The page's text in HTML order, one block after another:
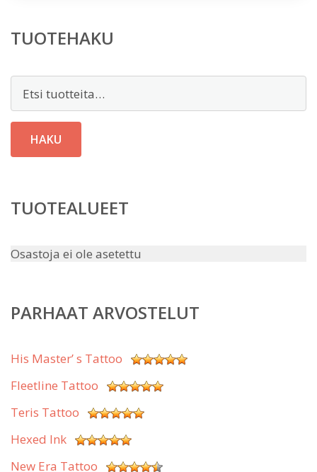
TUOTEHAKU
HAKU
TUOTEALUEET
Osastoja ei ole asetettu
PARHAAT ARVOSTELUT
His Master’ s Tattoo
Fleetline Tattoo
Teris Tattoo
Hexed Ink
New Era Tattoo